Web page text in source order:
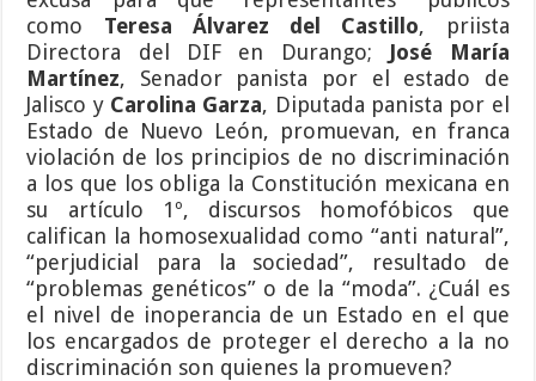
como Teresa Álvarez del Castillo, priista
Directora del DIF en Durango; José María
Martínez, Senador panista por el estado de
Jalisco y Carolina Garza, Diputada panista por el
Estado de Nuevo León, promuevan, en franca
violación de los principios de no discriminación
a los que los obliga la Constitución mexicana en
su artículo 1º, discursos homofóbicos que
califican la homosexualidad como “anti natural”,
“perjudicial para la sociedad”, resultado de
“problemas genéticos” o de la “moda”. ¿Cuál es
el nivel de inoperancia de un Estado en el que
los encargados de proteger el derecho a la no
discriminación son quienes la promueven?